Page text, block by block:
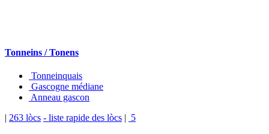
Tonneins / Tonens
Tonneinquais
Gascogne médiane
Anneau gascon
| 263 lòcs - liste rapide des lòcs | 5